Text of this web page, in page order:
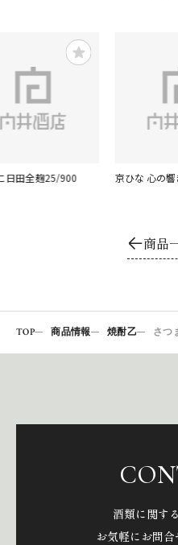
日田全麹25/900 京ひな 心の
商品
TOP 商品情報 焼酎乙 さつ
酒類に関す
お気軽にお問合